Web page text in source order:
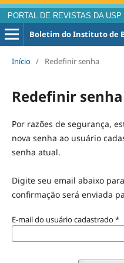
PORTAL DE REVISTAS DA USP
Início / Redefinir senha
Redefinir senha
Por razões de segurança,
nova senha ao usuário
senha atual.
Digite seu email abaixo
confirmação será enviada
E-mail do usuário cadastrado*